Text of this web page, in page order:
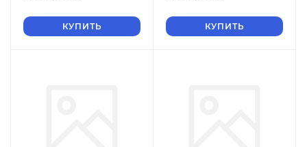
КУПИТЬ КУПИТЬ